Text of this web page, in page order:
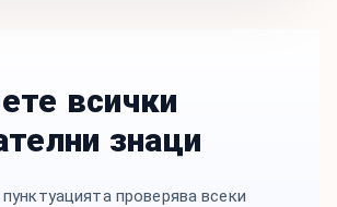
всички
знаци
проверява всеки